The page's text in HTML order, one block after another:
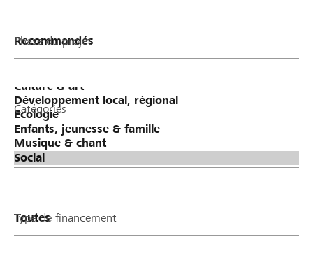
Phase du projet
Catégories
Type de financement